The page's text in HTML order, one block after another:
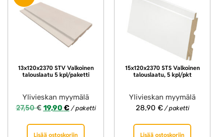
13x120x2370 STV Valkoinen
talouslaatu 5 kpl/paketti
Ylivieskan myymälä
27,50€ 19,90€ / paketti
Lisää ostoskoriin
15x120x2370 STS Valkoinen
talouslaatu, 5 kpl/pkt
Ylivieskan myymälä
28,90 €/ paketti
Lisää ostoskoriin